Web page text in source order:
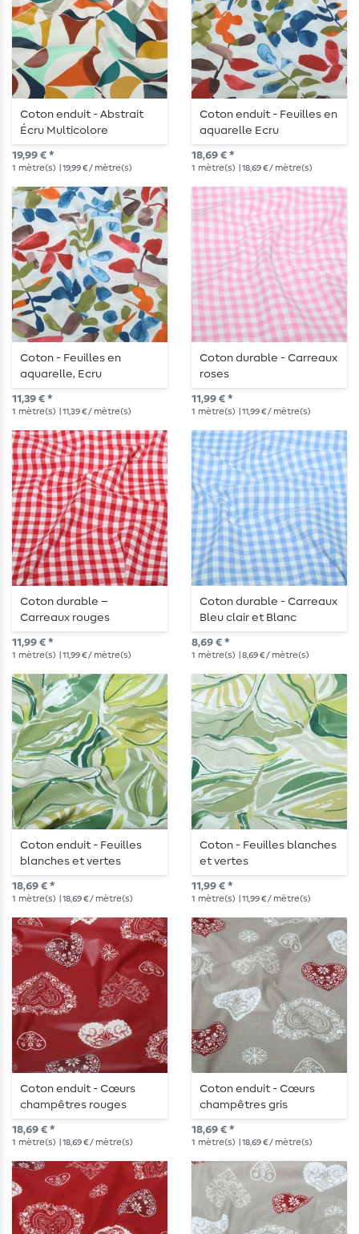
Coton enduit - Abstrait
Écru Multicolore
19,99 € *
1 mètre(s) | 19,99 € / mètre(s)
Coton enduit - Feuilles en
aquarelle Ecru
Multicolore
18,69 € *
1 mètre(s) | 18,69 € / mètre(s)
Coton - Feuilles en
aquarelle, Ecru
Multicolore
11,39 € *
1 mètre(s) | 11,39 € / mètre(s)
Coton durable - Carreaux
roses
11,99 € *
1 mètre(s) | 11,99 € / mètre(s)
Coton durable –
Carreaux rouges
11,99 € *
1 mètre(s) | 11,99 € / mètre(s)
Coton durable - Carreaux
Bleu clair et Blanc
8,69 € *
1 mètre(s) | 8,69 € / mètre(s)
Coton enduit - Feuilles
blanches et vertes
18,69 € *
1 mètre(s) | 18,69 € / mètre(s)
Coton - Feuilles blanches
et vertes
11,99 € *
1 mètre(s) | 11,99 € / mètre(s)
Coton enduit - Cœurs
champêtres rouges
18,69 € *
1 mètre(s) | 18,69 € / mètre(s)
Coton enduit - Cœurs
champêtres gris
18,69 € *
1 mètre(s) | 18,69 € / mètre(s)